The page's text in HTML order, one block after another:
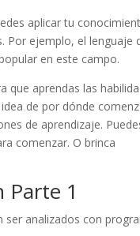
aplicar tu
Por ejemplo, el lenguaje
en este campo.
que aprendas las
de por dónde
de aprendizaje.
comenzar. O brinca
Parte 1
analizados con